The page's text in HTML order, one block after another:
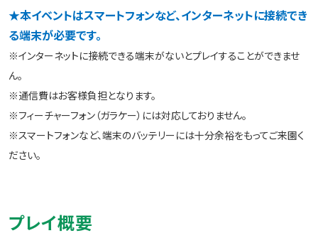
★本イベントはスマートフォンなど、インターネットに接続でき
る端末が必要です。
※インターネットに接続できる端末がないとプレイすることができませ
ん。
※通信費はお客様負担となります。
※フィーチャーフォン（ガラケー）には対応しておりません。
※スマートフォンなど、端末のバッテリーには十分余裕をもってご来園く
ださい。
プレイ概要